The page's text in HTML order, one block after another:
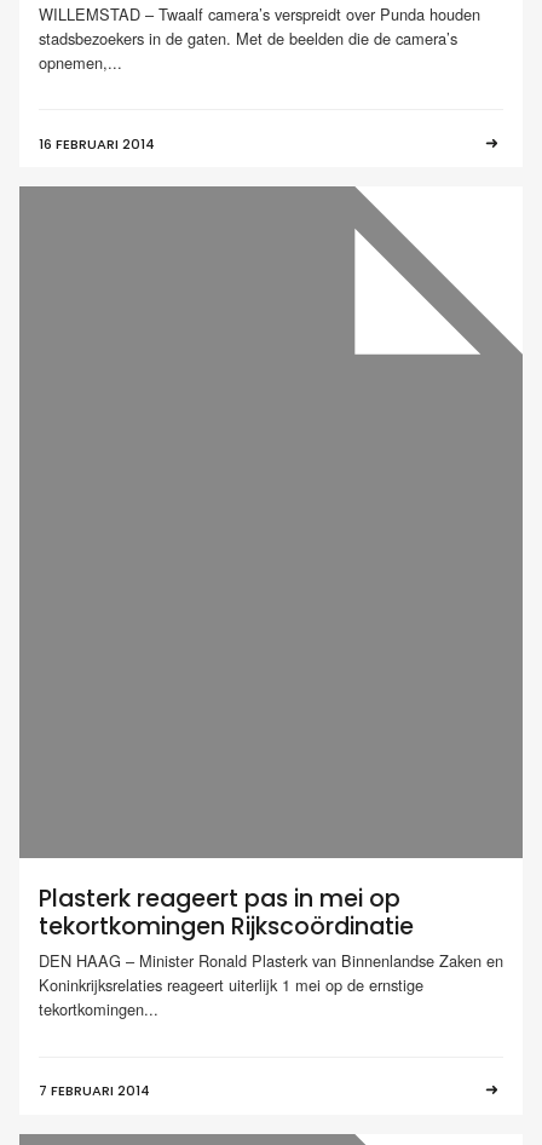
WILLEMSTAD – Twaalf camera’s verspreidt over Punda houden
stadsbezoekers in de gaten. Met de beelden die de camera’s
opnemen,...
16 FEBRUARI 2014
Plasterk reageert pas in mei op
tekortkomingen Rijkscoördinatie
DEN HAAG – Minister Ronald Plasterk van Binnenlandse Zaken en
Koninkrijksrelaties reageert uiterlijk 1 mei op de ernstige
tekortkomingen...
7 FEBRUARI 2014